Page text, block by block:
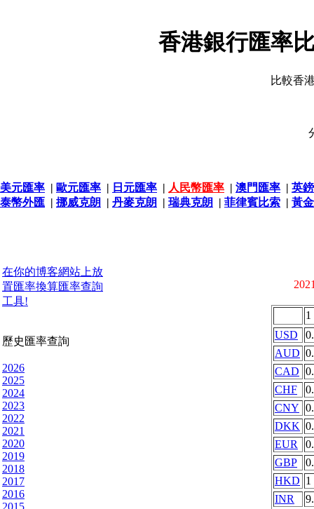
香港銀行匯率
比較香
美元匯率 | 歐元匯率 | 日元匯率 | 人民幣匯率 | 澳門匯率 | 英
泰幣外匯 | 挪威克朗 | 丹麥克朗 | 瑞典克朗 | 菲律賓比索 | 黃
在你的博客網站上放
置匯率換算匯率查詢
工具!
歷史匯率查詢
2026
2025
2024
2023
2022
2021
2020
2019
2018
2017
2016
1
USD
AUD
CAD
CHF
CNY
DKK
EUR
GBP
HKD 1
INR